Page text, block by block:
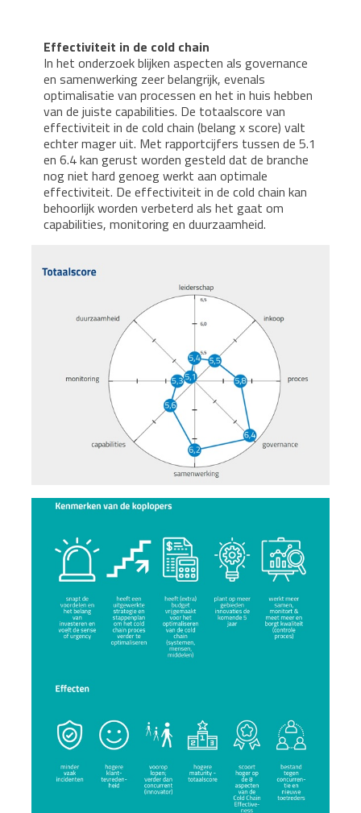
Effectiviteit in de cold chain
In het onderzoek blijken aspecten als governance
en samenwerking zeer belangrijk, evenals
optimalisatie van processen en het in huis hebben
van de juiste capabilities. De totaalscore van
effectiviteit in de cold chain (belang x score) valt
echter mager uit. Met rapportcijfers tussen de 5.1
en 6.4 kan gerust worden gesteld dat de branche
nog niet hard genoeg werkt aan optimale
effectiviteit. De effectiviteit in de cold chain kan
behoorlijk worden verbeterd als het gaat om
capabilities, monitoring en duurzaamheid.